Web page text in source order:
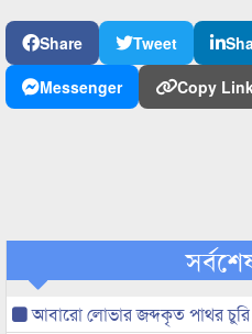
Share Tweet
Messenger
Copy
আবারো লোভার জব্দকৃত পাথর চুরি